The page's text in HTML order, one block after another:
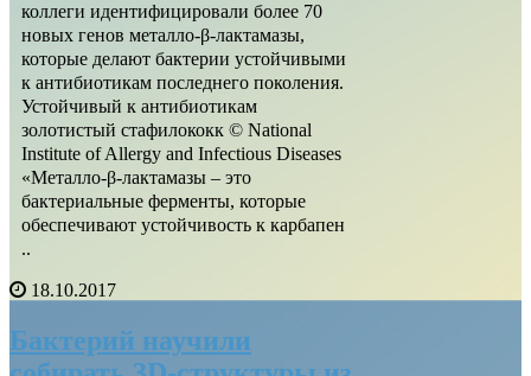
коллеги идентифицировали более 70
новых генов металло-β-лактамазы,
которые делают бактерии устойчивыми
к антибиотикам последнего поколения.
Устойчивый к антибиотикам
золотистый стафилококк © National
Institute of Allergy and Infectious Diseases
«Металло-β-лактамазы – это
бактериальные ферменты, которые
обеспечивают устойчивость к карбапен
..
18.10.2017
Бактерий научили